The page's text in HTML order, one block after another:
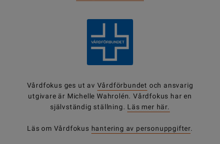
Vårdfokus ges ut av Vårdförbundet och ansvarig
utgivare är Michelle Wahrolén. Vårdfokus har en
självständig ställning. Läs mer här.
Läs om Vårdfokus hantering av personuppgifter.